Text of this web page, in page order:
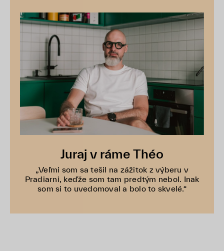
Juraj v ráme Théo
„Veľmi som sa tešil na zážitok z výberu v
Pradiarni, keďže som tam predtým nebol. Inak
som si to uvedomoval a bolo to skvelé.“